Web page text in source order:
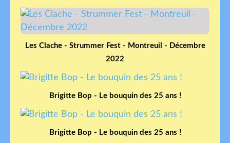
Les Clache - Strummer Fest - Montreuil - Décembre
2022
Brigitte Bop - Le bouquin des 25 ans !
Brigitte Bop - Le bouquin des 25 ans !